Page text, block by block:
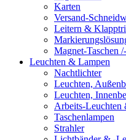
Karten
Versand-
Leitern &
Magnet-Taschen
Leuchten & Lampen
Nachtlichter
Leuchten,
Leuchten,
Arbeits-Leuchten
Taschenlampen
Strahler